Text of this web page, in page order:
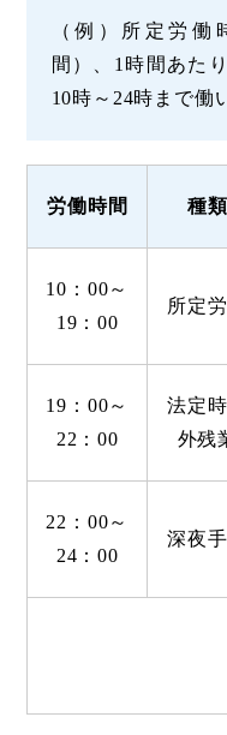
（例）所定労働
間）、1時間あた
10時～24時まで働
労働時間 種類
10：00～
19：00
所定
19：00～
22：00
法定
外残
22：00～
24：00
深夜